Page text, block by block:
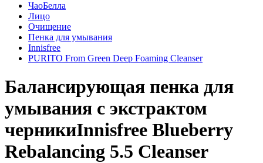
ЧаоБелла
Лицо
Очищение
Пенка для умывания
Innisfree
PURITO From Green Deep Foaming Cleanser
Балансирующая пенка для
умывания с экстрактом
черникиInnisfree Blueberry
Rebalancing 5.5 Cleanser